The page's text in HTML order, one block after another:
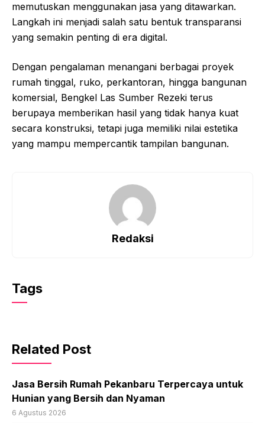
memutuskan menggunakan jasa yang ditawarkan.
Langkah ini menjadi salah satu bentuk transparansi
yang semakin penting di era digital.
Dengan pengalaman menangani berbagai proyek
rumah tinggal, ruko, perkantoran, hingga bangunan
komersial, Bengkel Las Sumber Rezeki terus
berupaya memberikan hasil yang tidak hanya kuat
secara konstruksi, tetapi juga memiliki nilai estetika
yang mampu mempercantik tampilan bangunan.
Redaksi
Tags
Related Post
Jasa Bersih Rumah Pekanbaru Terpercaya untuk
Hunian yang Bersih dan Nyaman
6 Agustus 2026